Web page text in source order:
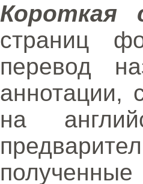
Короткая
страниц
перевод
аннотации,
на